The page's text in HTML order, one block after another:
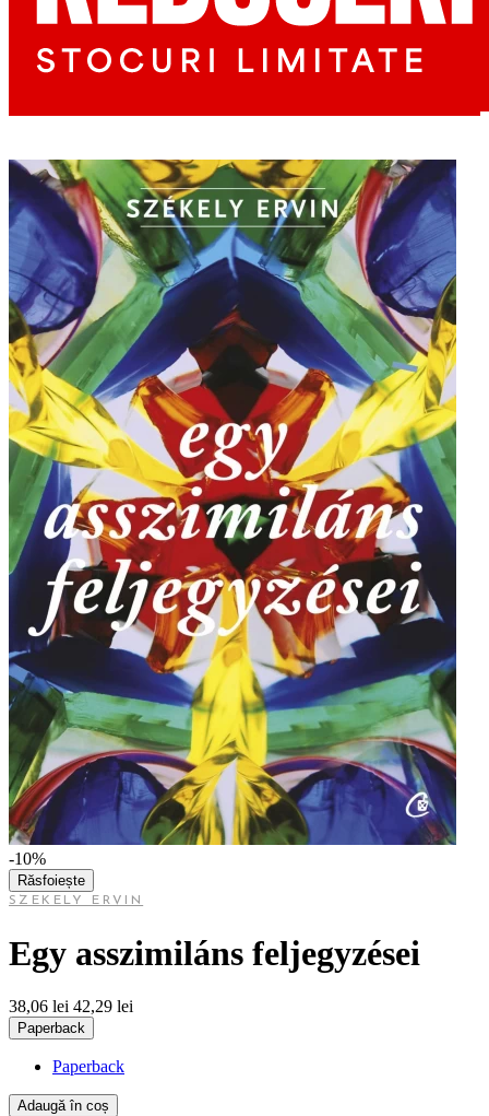
-10%
Răsfoiește
SZEKELY ERVIN
Egy asszimiláns feljegyzései
38,06 lei 42,29 lei
Paperback
Paperback
Adaugă în coș